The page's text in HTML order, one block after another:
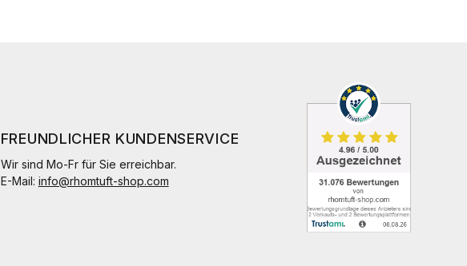
FREUNDLICHER KUNDENSERVICE
Wir sind Mo-Fr für Sie erreichbar.
E-Mail: info@rhomtuft-shop.com